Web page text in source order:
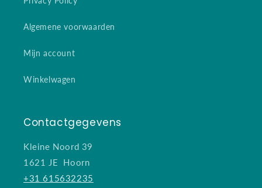
Algemene voorwaarden
Mijn account
Winkelwagen
Contactgegevens
Kleine Noord 39
1621 JE Hoorn
+31 615632235